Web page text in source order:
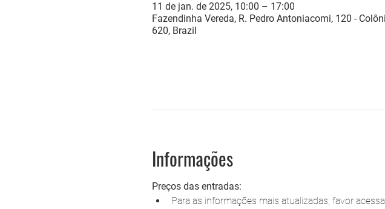
11 de jan. de 2025, 10:00 – 17:00
Fazendinha Vereda, R. Pedro Antoniacomi, 120 -
620, Brazil
Informações
Preços das entradas:
Para as informações mais atualizadas, favor